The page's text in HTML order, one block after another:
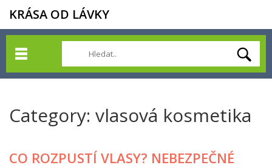
KRÁSA OD LÁVKY
Category: vlasová kosmetika
CO ROZPUSTÍ VLASY? NEBEZPEČNÉ